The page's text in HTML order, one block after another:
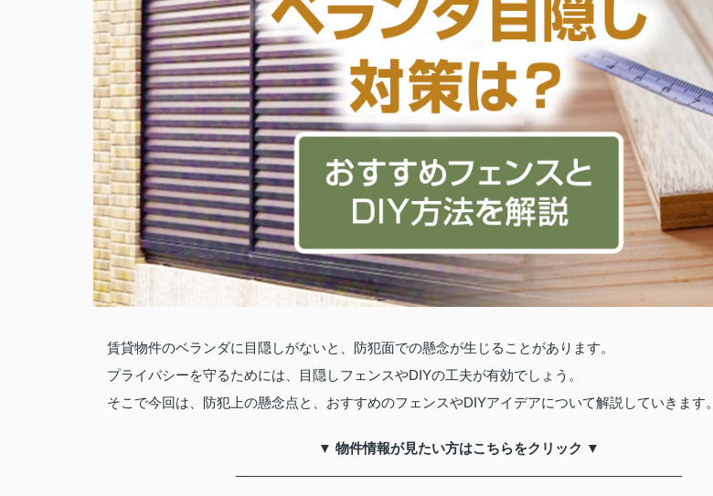
賃貸物件のベランダに目隠しがないと、防犯面での懸念が生じることがあります。
プライバシーを守るためには、目隠しフェンスやDIYの工夫が有効でしょう。
そこで今回は、防犯上の懸念点と、おすすめのフェンスやDIYアイデアについて解説していきます。
▼ 物件情報が見たい方はこちらをクリック ▼